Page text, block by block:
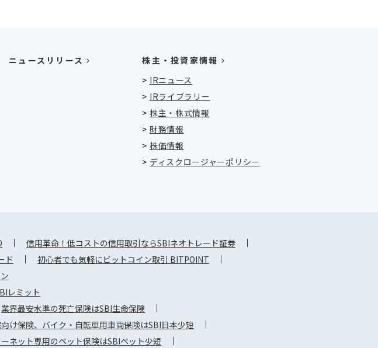
ニュースリリース
株主・投資家情報
> IRニュース
> IRライブラリー
> 株主・株式情報
> 財務情報
> 株価情報
> ディスクロージャーポリシー
信用革命！低コストの信用取引ならSBIネオトレード証券
ド
初心者でも気軽にビットコイン取引 BITPOINT
レミット
業界最安水準の死亡保険はSBI生命保険
け保険、バイク・自転車用車両保険はSBI日本少短
ネット専用のペット保険はSBIペット少短